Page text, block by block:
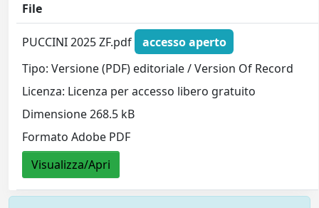
File
PUCCINI 2025 ZF.pdf
accesso aperto
Tipo: Versione (PDF) editoriale / Version Of Record
Licenza: Licenza per accesso libero gratuito
Dimensione 268.5 kB
Formato Adobe PDF
Visualizza/Apri